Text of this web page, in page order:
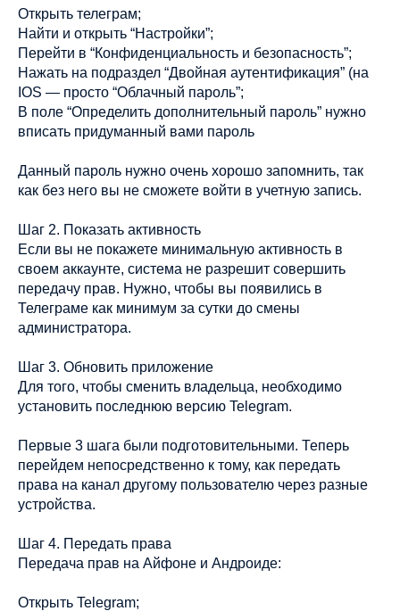
Открыть телеграм;
Найти и открыть “Настройки”;
Перейти в “Конфиденциальность и безопасность”;
Нажать на подраздел “Двойная аутентификация” (на
IOS — просто “Облачный пароль”;
В поле “Определить дополнительный пароль” нужно
вписать придуманный вами пароль
Данный пароль нужно очень хорошо запомнить, так
как без него вы не сможете войти в учетную запись.
Шаг 2. Показать активность
Если вы не покажете минимальную активность в
своем аккаунте, система не разрешит совершить
передачу прав. Нужно, чтобы вы появились в
Телеграме как минимум за сутки до смены
администратора.
Шаг 3. Обновить приложение
Для того, чтобы сменить владельца, необходимо
установить последнюю версию Telegram.
Первые 3 шага были подготовительными. Теперь
перейдем непосредственно к тому, как передать
права на канал другому пользователю через разные
устройства.
Шаг 4. Передать права
Передача прав на Айфоне и Андроиде:
Открыть Telegram;